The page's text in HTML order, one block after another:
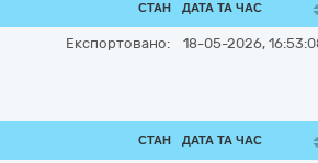
СТАН ДАТА ТА ЧАС
Експортовано: 18-05-2026,
СТАН ДАТА ТА ЧАС